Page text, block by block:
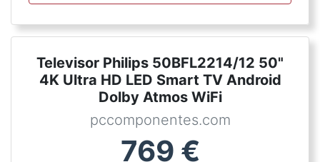
Televisor Philips 50BFL2214/12 50"
4K Ultra HD LED Smart TV Android
Dolby Atmos WiFi
pccomponentes.com
769 €